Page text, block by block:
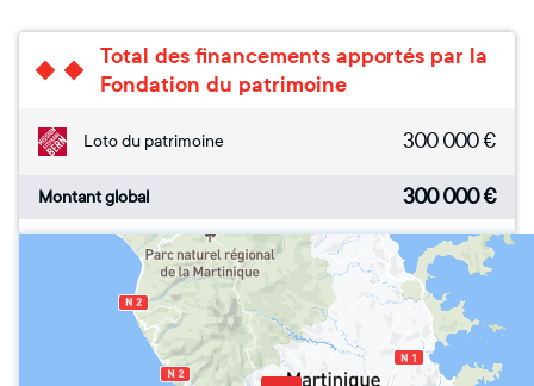
Total des financements apportés par la
Fondation du patrimoine
Loto du patrimoine 300 000€
Montant global 300 000€